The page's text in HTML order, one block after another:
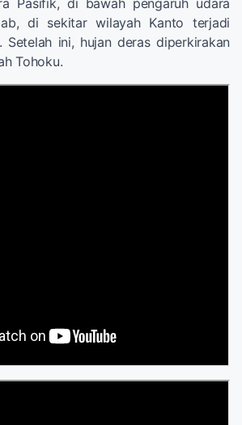
Pasifik, di bawah pengaruh udara
,di sekitar wilayah Kanto terjadi
Setelah ini, hujan deras diperkirakan
Tohoku.